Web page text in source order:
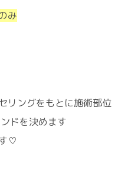
み
リングをもとに施術部位
ドを決めます
♡